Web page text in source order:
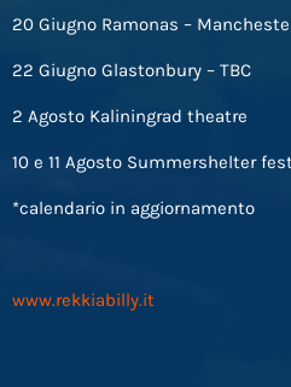
20 Giugno Ramonas –
22 Giugno Glastonbury – TBC
2 Agosto Kaliningrad theatre
10 e 11 Agosto Summershelter
*calendario in aggiornamento
www.rekkiabilly.it